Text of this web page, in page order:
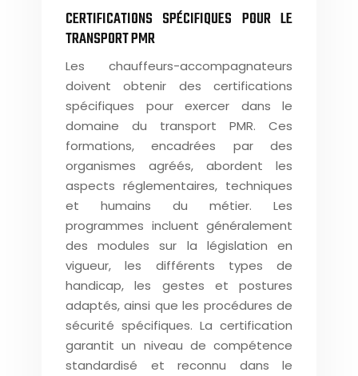
CERTIFICATIONS SPÉCIFIQUES POUR LE
TRANSPORT PMR
Les chauffeurs-accompagnateurs
doivent obtenir des certifications
spécifiques pour exercer dans le
domaine du transport PMR. Ces
formations, encadrées par des
organismes agréés, abordent les
aspects réglementaires, techniques
et humains du métier. Les
programmes incluent généralement
des modules sur la législation en
vigueur, les différents types de
handicap, les gestes et postures
adaptés, ainsi que les procédures de
sécurité spécifiques. La certification
garantit un niveau de compétence
standardisé et reconnu dans le